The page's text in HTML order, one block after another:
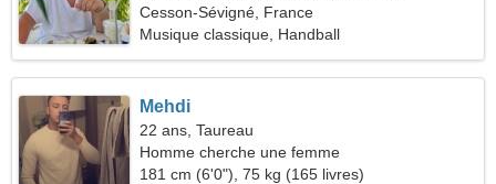
Cesson-Sévigné, France
Musique classique, Handball
Mehdi
22 ans, Taureau
Homme cherche une femme
181 cm (6'0"), 75 kg (165 livres)